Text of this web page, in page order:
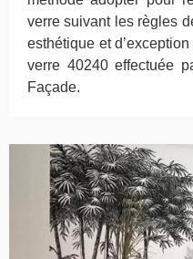
verre suivant les règles
esthétique et
verre 40240 effectuée
Façade.